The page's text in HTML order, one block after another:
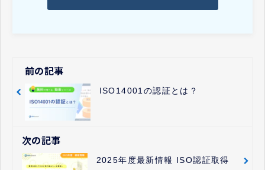
前の記事
ISO14001の認証とは？
次の記事
2025年度最新情報 ISO認証取得